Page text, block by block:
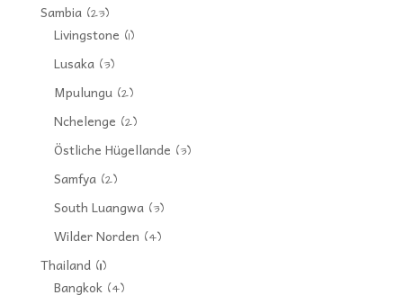
Sambia(23)
Livingstone (1)
Lusaka(3)
Mpulungu(2)
Nchelenge (2)
Östliche Hügellande (3)
Samfya(2)
South Luangwa(3)
Wilder Norden (4)
Thailand(11)
Bangkok(4)